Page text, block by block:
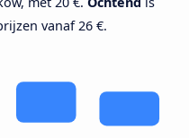
vanaf 26 €.